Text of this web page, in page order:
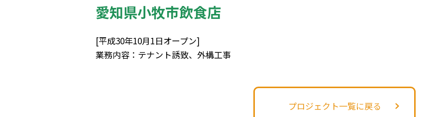
愛知県小牧市飲食店
[平成30年10月1日オープン]
業務内容：テナント誘致、外構工事
プロジェクト一覧に戻る